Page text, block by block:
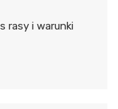
rasy i warunki